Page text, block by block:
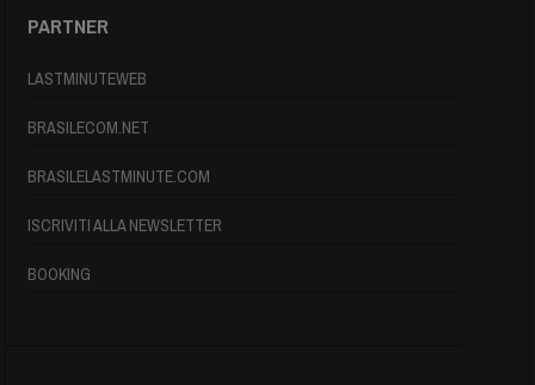
PARTNER
LASTMINUTEWEB
BRASILECOM.NET
BRASILELASTMINUTE.COM
ISCRIVITI ALLA NEWSLETTER
BOOKING